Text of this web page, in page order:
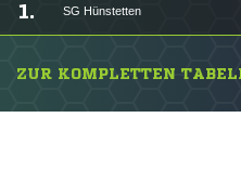
1. SG Hünstetten
ZUR KOMPLETTEN